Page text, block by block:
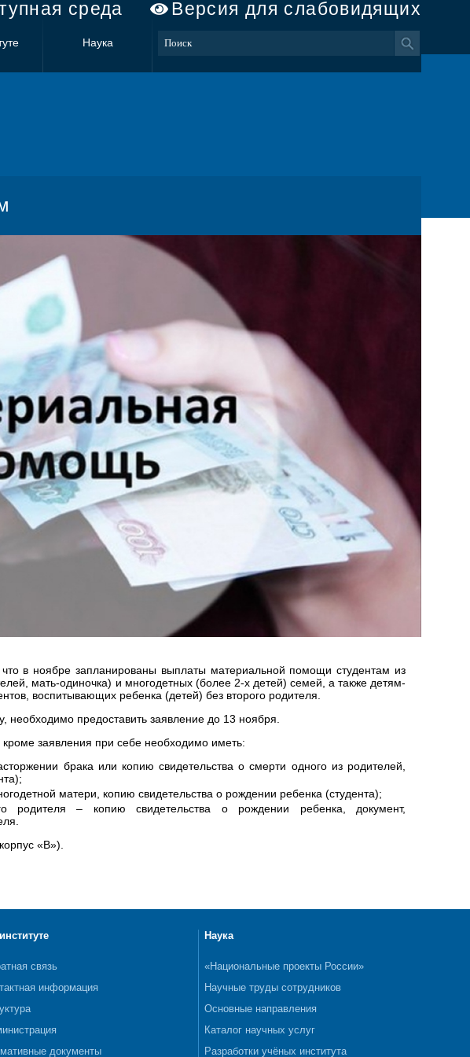
среда Версия для слабовидящих
Наука
в ноябре запланированы выплаты материальной помощи студентам из
мать-одиночка) и многодетных (более 2-х детей) семей, а также детям-
воспитывающих ребенка (детей) без второго родителя.
необходимо предоставить заявление до 13 ноября.
заявления при себе необходимо иметь:
брака или копию свидетельства о смерти одного из родителей,
матери, копию свидетельства о рождении ребенка (студента);
родителя – копию свидетельства о рождении ребенка, документ,
«В»).
связь
информация
документы
Наука
«Национальные проекты России»
Научные труды сотрудников
Основные направления
Каталог научных услуг
Разработки учёных института